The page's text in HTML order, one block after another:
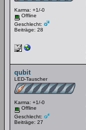
Karma: +1/-0
Offline
Geschlecht:
Beiträge: 28
qubit
LED-Tauscher
Karma: +1/-0
Offline
Geschlecht:
Beiträge: 27